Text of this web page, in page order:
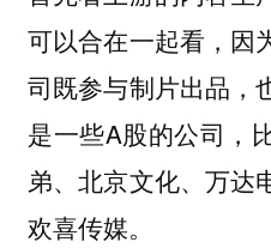
可以合在一起看，因
司既参与制片出品，
是一些A股的公司，
弟、北京文化、万达
欢喜传媒。